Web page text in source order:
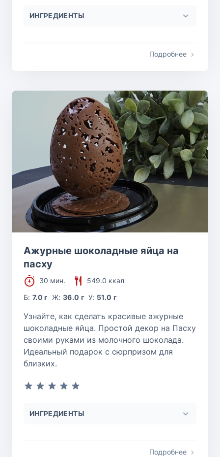
ИНГРЕДИЕНТЫ
Подробнее
Ажурные шоколадные яйца на
пасху
30 мин.
549.0 ккал
Б:7.0 г Ж: 36.0 г У: 51.0 г
Узнайте, как сделать красивые ажурные
шоколадные яйца. Простой декор на Пасху
своими руками из молочного шоколада.
Идеальный подарок с сюрпризом для
близких.
ИНГРЕДИЕНТЫ
Подробнее